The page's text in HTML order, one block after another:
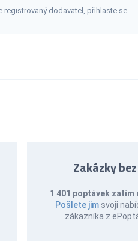
registrovaný dodavatel, přihlaste se.
Zakázky
1 401 poptávek zatím
Pošlete jim svoji
zákazníka z